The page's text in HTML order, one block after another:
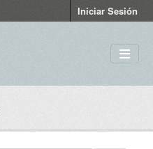
Iniciar Sesión